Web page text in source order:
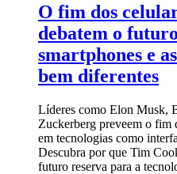
O fim dos
debatem o
smartphones e
bem diferentes
Líderes como Elon Musk,
Zuckerberg preveem o fim
em tecnologias como
Descubra por que Tim
futuro reserva para a